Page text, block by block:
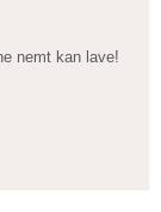
nemt kan lave!